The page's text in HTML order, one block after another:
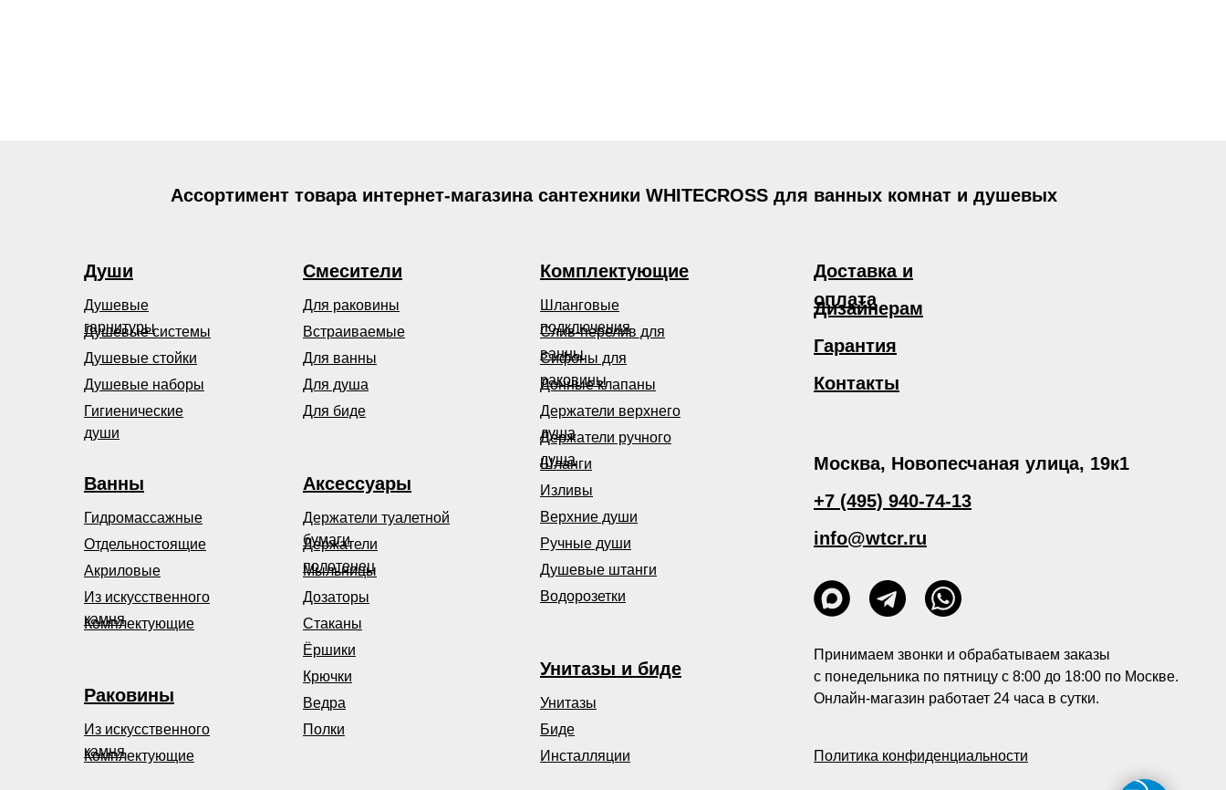
Смесители
Души
Душевые
гарнитуры
Душевые системы
Гигиенические
души
Аксессуары
Держатели туалетной
бумаги
Держатели
полотенец
Мыльницы
Раковины
Из искусственного
камня
Комплектующие
Встраиваемые
Для биде
Для ванны
Для душа
Для раковины
Ванны
Из искусственного
камня
Комплектующие
Шланговые
подключения
Слив-перелив для
ванны
Сифоны для
раковины
Донные клапаны
Дизайнерам
Доставка и
оплата
Гарантия
Контакты
Душевые стойки
Душевые наборы
Дозаторы
Держатели верхнего
душа
Гидромассажные
Акриловые
Отдельностоящие
Комплектующие
Инсталляции Политика конфиденциальности
Биде
Унитазы
Унитазы и биде
Стаканы
Ёршики
Крючки
Ведра
Полки
Держатели ручного
душа
Шланги
Изливы
Верхние души
Ручные души
Москва, Новопесчаная улица, 19к1
info@wtcr.ru
+7 (495) 940-74-13
Душевые штанги
Водорозетки
Принимаем звонки и обрабатываем заказы
с понедельника по пятницу с 8:00 до 18:00 по Москве.
Онлайн-магазин работает 24 часа в сутки.
Ассортимент товара интернет-магазина сантехники WHITECROSS для ванных комнат и душевых